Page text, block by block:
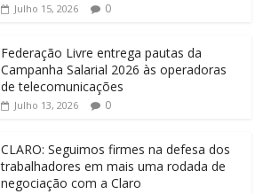
Julho 15, 2026 0
Federação Livre entrega pautas da
Campanha Salarial 2026 às operadoras
de telecomunicações
Julho 13, 2026 0
CLARO: Seguimos firmes na defesa dos
trabalhadores em mais uma rodada de
negociação com a Claro